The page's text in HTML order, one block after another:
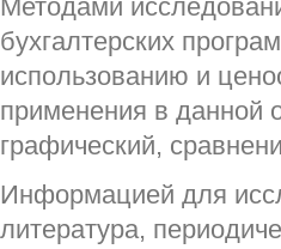
Методами
бухгалтерских
использованию и
применения в данной
графический,
Информацией для
литература,